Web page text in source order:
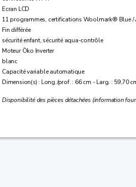
Ecran LCD
11 programmes, certifications Woolmark® Blue
Fin différée
sécurité enfant, sécurité aqua-contrôle
Moteur Öko Inverter
blanc
Capacité variable automatique
Dimension(s) : Long./prof. : 66 cm - Larg. : 59,70
Disponibilité des pièces détachées (information